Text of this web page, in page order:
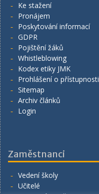
Ke stažení
Pronájem
Poskytování informací
GDPR
Pojištění žáků
Whistleblowing
Kodex etiky JMK
Prohlášení o přístupnosti
Sitemap
Archiv článků
Login
Zaměstnanci
Vedení školy
Učitelé